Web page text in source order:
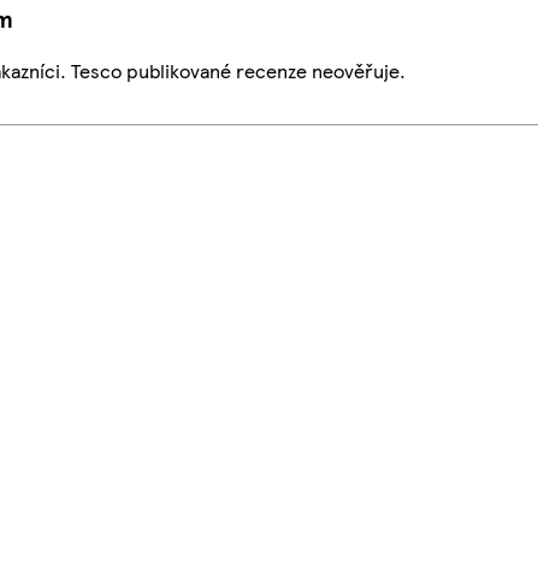
Tesco publikované recenze neověřuje.